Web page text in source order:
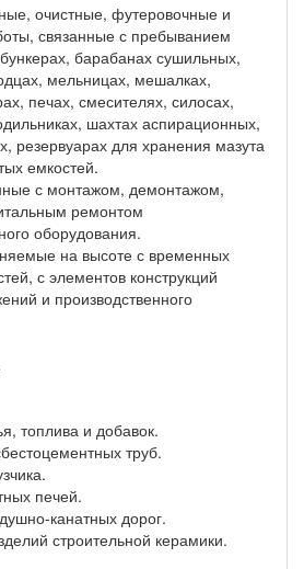
очистные, футеровочные и
связанные с пребыванием
барабанах сушильных,
мельницах, мешалках,
печах, смесителях, силосах,
шахтах аспирационных,
резервуарах для хранения мазута
емкостей.
с монтажом, демонтажом,
ремонтом
оборудования.
на высоте с временных
с элементов конструкций
и производственного
топлива и добавок.
труб.
печей.
канатных дорог.
строительной керамики.